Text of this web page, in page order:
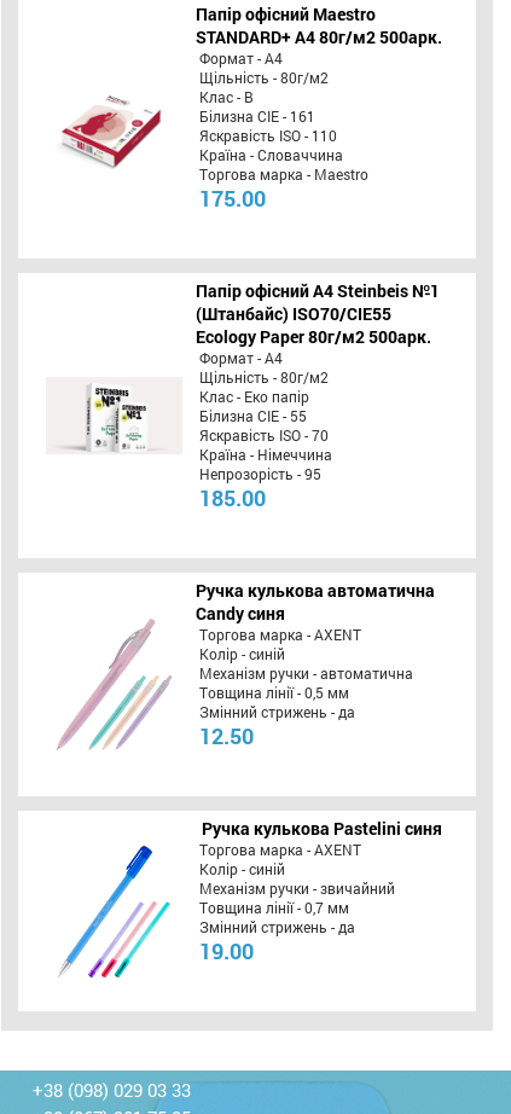
Папір офісний Maestro
STANDARD+ А4 80г/м2 500арк.
Формат - А4
Щільність - 80г/м2
Клас - B
Білизна CIE - 161
Яскравість ISO - 110
Країна - Словаччина
Торгова марка - Maestro
175.00
Папір офісний A4 Steinbeis №1
(Штанбайс) ISO70/СІЕ55
Ecology Paper 80г/м2 500арк.
Формат - А4
Щільність - 80г/м2
Клас - Еко папір
Білизна CIE - 55
Яскравість ISO - 70
Країна - Німеччина
Непрозорість - 95
185.00
Ручка кулькова автоматична
Candy синя
Торгова марка - AXENT
Колір - синій
Механізм ручки - автоматична
Товщина лінії - 0,5 мм
Змінний стрижень - да
12.50
Ручка кулькова Pastelini синя
Торгова марка - AXENT
Колір - синій
Механізм ручки - звичайний
Товщина лінії - 0,7 мм
Змінний стрижень - да
19.00
+38 (098) 029 03 33